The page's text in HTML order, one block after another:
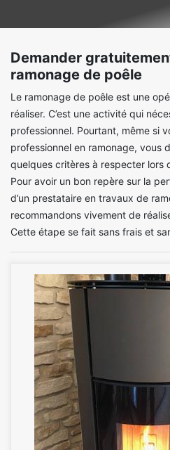
Demander
ramonage de poêle
Le ramonage de poêle est une
réaliser. C’est une activité qui
professionnel. Pourtant, même si
professionnel en ramonage, vous
quelques critères à respecter lors
Pour avoir un bon repère sur la
d’un prestataire en travaux de
recommandons vivement de
Cette étape se fait sans frais et